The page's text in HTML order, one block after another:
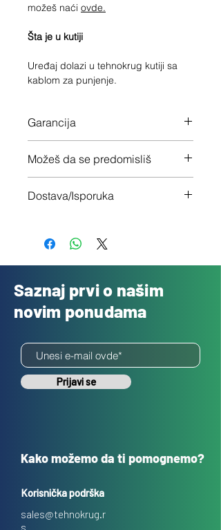
možeš naći ovde.
Šta je u kutiji
Uređaj dolazi u tehnokrug kutiji sa
kablom za punjenje.
Garancija
Možeš da se predomisliš
nisi zadovoljan
Dostava/Isporuka
Saznaj prvi o našim
novim ponudama
Prijavi se
Kako možemo da ti pomognemo?
Korisnička podrška
sales@tehnokrug.r
s